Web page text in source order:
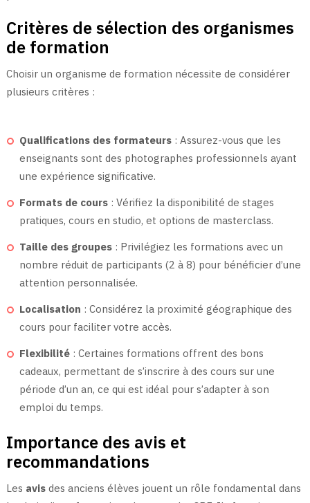
Critères de sélection des organismes
de formation
Choisir un organisme de formation nécessite de considérer
plusieurs critères :
Qualifications des formateurs : Assurez-vous que les
enseignants sont des photographes professionnels ayant
une expérience significative.
Formats de cours : Vérifiez la disponibilité de stages
pratiques, cours en studio, et options de masterclass.
Taille des groupes : Privilégiez les formations avec un
nombre réduit de participants (2 à 8) pour bénéficier d’une
attention personnalisée.
Localisation : Considérez la proximité géographique des
cours pour faciliter votre accès.
Flexibilité : Certaines formations offrent des bons
cadeaux, permettant de s’inscrire à des cours sur une
période d’un an, ce qui est idéal pour s’adapter à son
emploi du temps.
Importance des avis et
recommandations
Les avisdes anciens élèves jouent un rôle fondamental dans